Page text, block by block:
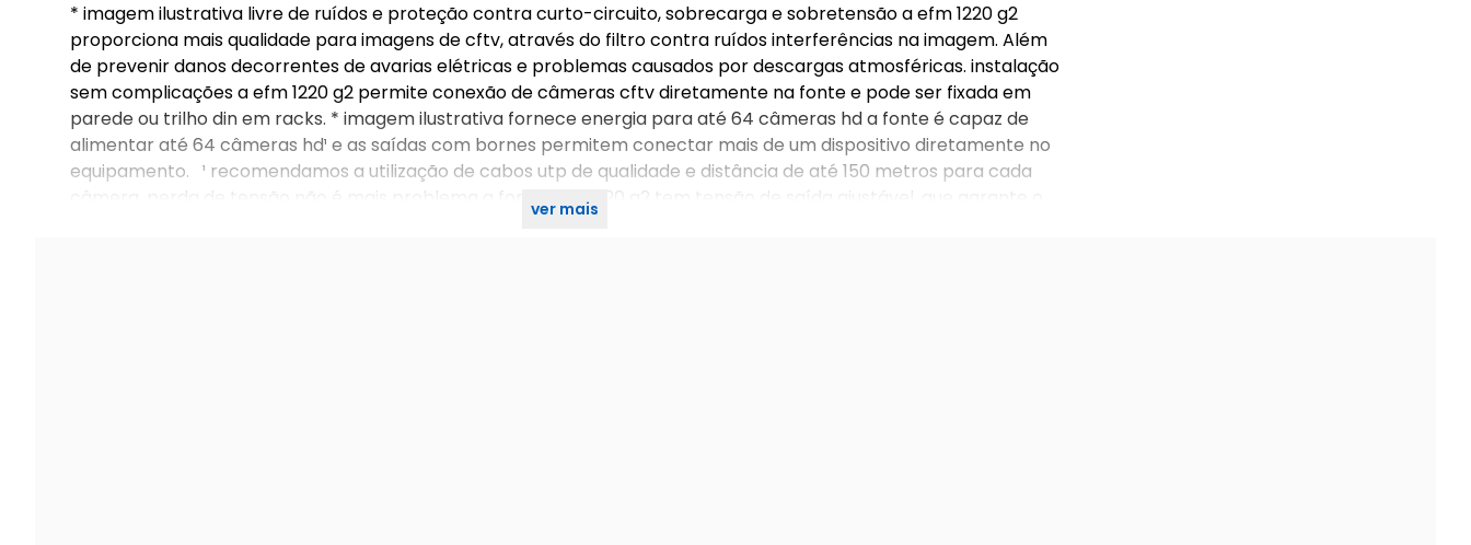
* imagem ilustrativa livre de ruídos e proteção contra curto-circuito, sobrecarga e sobretensão a efm 1220 g2
proporciona mais qualidade para imagens de cftv, através do filtro contra ruídos interferências na imagem. Além
de prevenir danos decorrentes de avarias elétricas e problemas causados por descargas atmosféricas. instalação
sem complicações a efm 1220 g2 permite conexão de câmeras cftv diretamente na fonte e pode ser fixada em
parede ou trilho din em racks. * imagem ilustrativa fornece energia para até 64 câmeras hd a fonte é capaz de
alimentar até 64 câmeras hd¹ e as saídas com bornes permitem conectar mais de um dispositivo diretamente no
equipamento. ¹ recomendamos a utilização de cabos utp de qualidade e distância de até 150 metros para cada
câmera. perda de tensão não é mais problema a fonte efm 1220 g2 tem tensão de saída ajustável, que garante o
ver mais